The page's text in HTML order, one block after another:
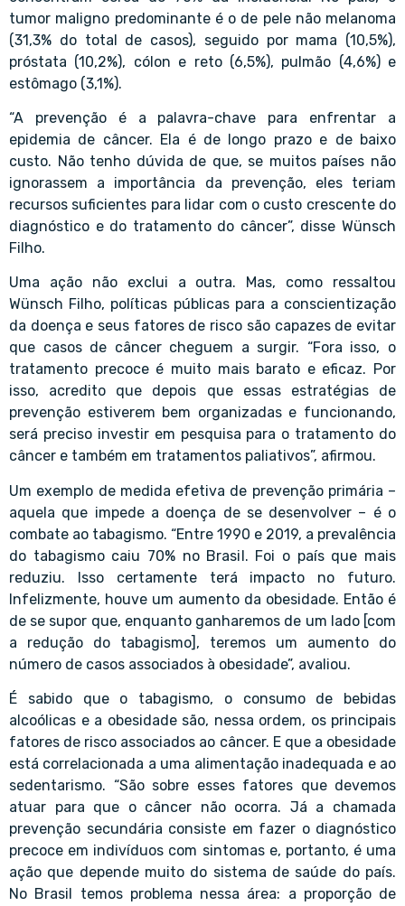
tumor maligno predominante é o de pele não melanoma
(31,3% do total de casos), seguido por mama (10,5%),
próstata (10,2%), cólon e reto (6,5%), pulmão (4,6%) e
estômago (3,1%).
“A prevenção é a palavra-chave para enfrentar a
epidemia de câncer. Ela é de longo prazo e de baixo
custo. Não tenho dúvida de que, se muitos países não
ignorassem a importância da prevenção, eles teriam
recursos suficientes para lidar com o custo crescente do
diagnóstico e do tratamento do câncer”, disse Wünsch
Filho.
Uma ação não exclui a outra. Mas, como ressaltou
Wünsch Filho, políticas públicas para a conscientização
da doença e seus fatores de risco são capazes de evitar
que casos de câncer cheguem a surgir. “Fora isso, o
tratamento precoce é muito mais barato e eficaz. Por
isso, acredito que depois que essas estratégias de
prevenção estiverem bem organizadas e funcionando,
será preciso investir em pesquisa para o tratamento do
câncer e também em tratamentos paliativos”, afirmou.
Um exemplo de medida efetiva de prevenção primária –
aquela que impede a doença de se desenvolver – é o
combate ao tabagismo. “Entre 1990 e 2019, a prevalência
do tabagismo caiu 70% no Brasil. Foi o país que mais
reduziu. Isso certamente terá impacto no futuro.
Infelizmente, houve um aumento da obesidade. Então é
de se supor que, enquanto ganharemos de um lado [com
a redução do tabagismo], teremos um aumento do
número de casos associados à obesidade”, avaliou.
É sabido que o tabagismo, o consumo de bebidas
alcoólicas e a obesidade são, nessa ordem, os principais
fatores de risco associados ao câncer. E que a obesidade
está correlacionada a uma alimentação inadequada e ao
sedentarismo. “São sobre esses fatores que devemos
atuar para que o câncer não ocorra. Já a chamada
prevenção secundária consiste em fazer o diagnóstico
precoce em indivíduos com sintomas e, portanto, é uma
ação que depende muito do sistema de saúde do país.
No Brasil temos problema nessa área: a proporção de